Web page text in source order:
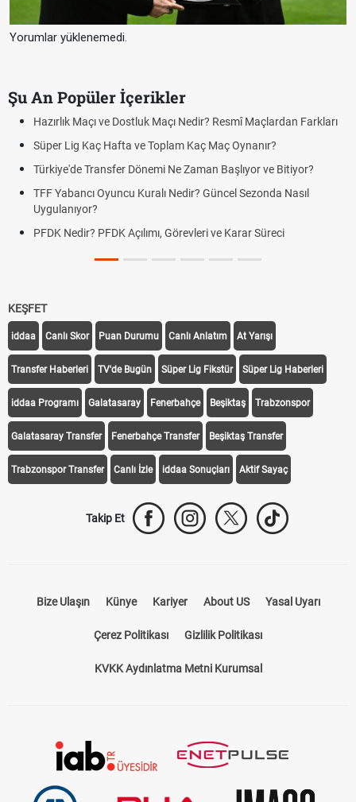
Yorumlar yüklenemedi.
Şu An Popüler İçerikler
Puan Durumunda AG, OM ve Diğer Kısaltmalar Ne Anlama Gelir?
Skor Ne Demek? Sporda Skor ve Sonuç Kavramları
Futbol Nasıl Oynanır? Temel Futbol Kuralları
Deplasman Golü Kuralı Nedir? Hangi Organizasyonlarda
Uygulanıyor?
DGS Sonuçları Ne Zaman Açıklanacak 2026? ÖSYM Sonuç
KEŞFET
iddaa Canlı Skor Puan Durumu Canlı Anlatım At Yarışı
Transfer Haberleri TV'de Bugün Süper Lig Fikstür Süper Lig Haberleri
iddaa Programı Galatasaray Fenerbahçe Beşiktaş Trabzonspor
Galatasaray Transfer Fenerbahçe Transfer Beşiktaş Transfer
Trabzonspor Transfer Canlı İzle iddaa Sonuçları Aktif Sayaç